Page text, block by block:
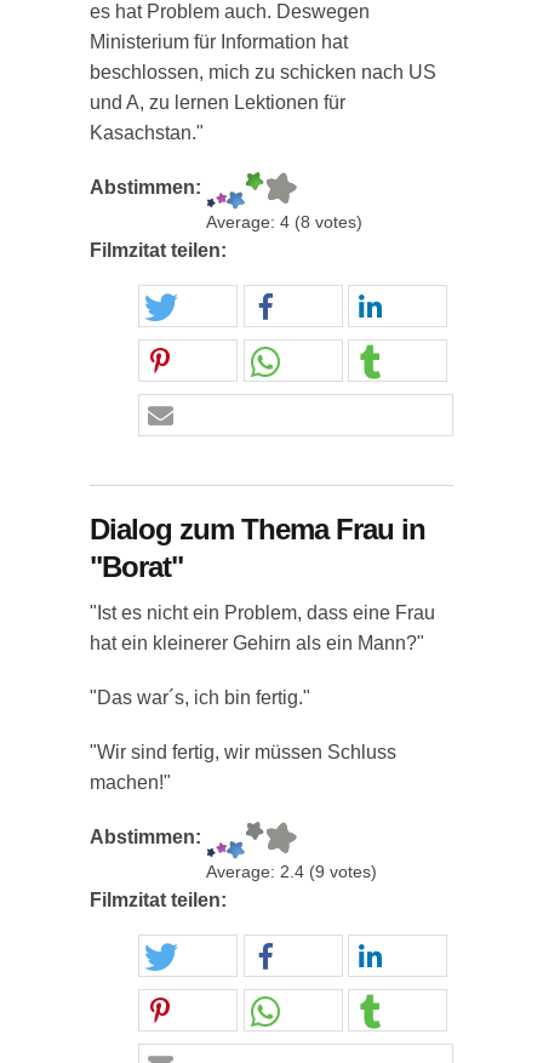
es hat Problem auch. Deswegen
Ministerium für Information hat
beschlossen, mich zu schicken nach US
und A, zu lernen Lektionen für
Kasachstan."
Abstimmen:
Average: 4 (8 votes)
Filmzitat teilen:
Dialog zum Thema Frau in
"Borat"
"Ist es nicht ein Problem, dass eine Frau
hat ein kleinerer Gehirn als ein Mann?"
"Das war´s, ich bin fertig."
"Wir sind fertig, wir müssen Schluss
machen!"
Abstimmen:
Average: 2.4 (9 votes)
Filmzitat teilen: